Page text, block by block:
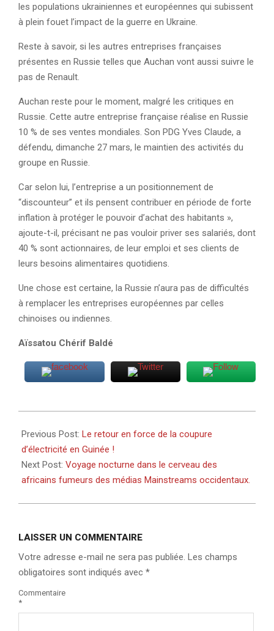
les populations ukrainiennes et européennes qui subissent
à plein fouet l’impact de la guerre en Ukraine.
Reste à savoir, si les autres entreprises françaises
présentes en Russie telles que Auchan vont aussi suivre le
pas de Renault.
Auchan reste pour le moment, malgré les critiques en
Russie. Cette autre entreprise française réalise en Russie
10 % de ses ventes mondiales. Son PDG Yves Claude, a
défendu, dimanche 27 mars, le maintien des activités du
groupe en Russie.
Car selon lui, l’entreprise a un positionnement de
“discounteur” et ils pensent contribuer en période de forte
inflation à protéger le pouvoir d’achat des habitants »,
ajoute-t-il, précisant ne pas vouloir priver ses salariés, dont
40 % sont actionnaires, de leur emploi et ses clients de
leurs besoins alimentaires quotidiens.
Une chose est certaine, la Russie n’aura pas de difficultés
à remplacer les entreprises européennes par celles
chinoises ou indiennes.
Aïssatou Chérif Baldé
05-
16
Previous Post: Le retour en force de la coupure
d’électricité en Guinée !
Next Post: Voyage nocturne dans le cerveau des
africains fumeurs des médias Mainstreams occidentaux.
LAISSER UN COMMENTAIRE
Votre adresse e-mail ne sera pas publiée. Les champs
obligatoires sont indiqués avec *
Commentaire
*